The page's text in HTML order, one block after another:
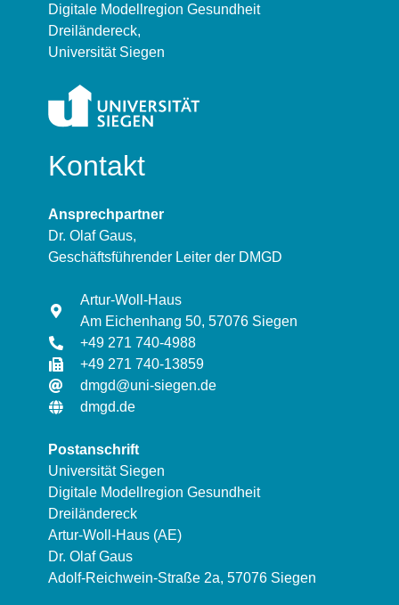
Digitale Modellregion Gesundheit
Dreiländereck,
Universität Siegen
Kontakt
Ansprechpartner
Dr. Olaf Gaus,
Geschäftsführender Leiter der DMGD
Artur-Woll-Haus
Am Eichenhang 50, 57076 Siegen
+49 271 740-4988
+49 271 740-13859
dmgd@uni-siegen.de
dmgd.de
Postanschrift
Universität Siegen
Digitale Modellregion Gesundheit
Dreiländereck
Artur-Woll-Haus (AE)
Dr. Olaf Gaus
Adolf-Reichwein-Straße 2a, 57076 Siegen